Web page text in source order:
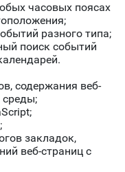
часовых поясах
разного типа;
поиск событий
содержания веб-
среды;
закладок,
веб-страниц с